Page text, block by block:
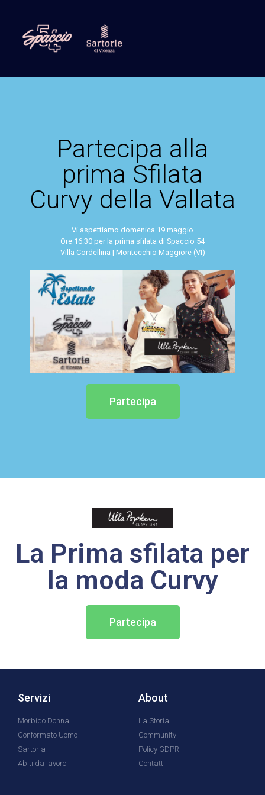
Partecipa alla
prima Sfilata
Curvy della Vallata
Vi aspettiamo domenica 19 maggio
Ore 16:30 per la prima sfilata di Spaccio 54
Villa Cordellina | Montecchio Maggiore (VI)
Partecipa
La Prima sfilata per
la moda Curvy
Partecipa
Servizi
Morbido Donna
Conformato Uomo
Sartoria
Abiti da lavoro
About
La Storia
Community
Policy GDPR
Contatti